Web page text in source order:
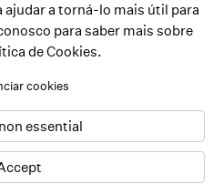
ajudar a torná-lo mais útil para
para saber mais sobre
de Cookies.
cookies
essential